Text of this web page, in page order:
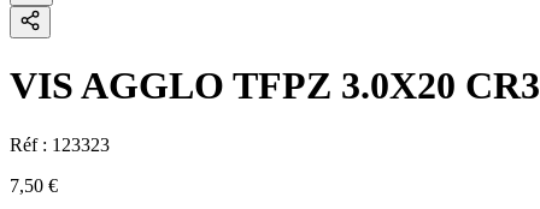
VIS AGGLO TFPZ 3.0X20
Réf : 123323
7,50 €